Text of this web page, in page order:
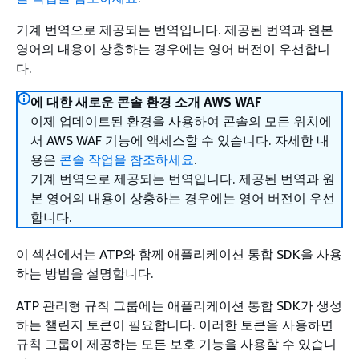
기계 번역으로 제공되는 번역입니다. 제공된 번역과 원본
영어의 내용이 상충하는 경우에는 영어 버전이 우선합니
다.
에 대한 새로운 콘솔 환경 소개 AWS WAF
이제 업데이트된 환경을 사용하여 콘솔의 모든 위치에
서 AWS WAF 기능에 액세스할 수 있습니다. 자세한 내
용은 콘솔 작업을 참조하세요.
기계 번역으로 제공되는 번역입니다. 제공된 번역과 원
본 영어의 내용이 상충하는 경우에는 영어 버전이 우선
합니다.
이 섹션에서는 ATP와 함께 애플리케이션 통합 SDK을 사용
하는 방법을 설명합니다.
ATP 관리형 규칙 그룹에는 애플리케이션 통합 SDK가 생성
하는 챌린지 토큰이 필요합니다. 이러한 토큰을 사용하면
규칙 그룹이 제공하는 모든 보호 기능을 사용할 수 있습니